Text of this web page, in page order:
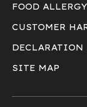
FOOD
CUSTOMER
DECLARATION
SITE MAP